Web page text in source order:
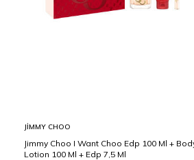
JIMMY CHOO
Jimmy Choo I Want Choo Edp 100 Ml +
Lotion 100 Ml + Edp 7,5 Ml